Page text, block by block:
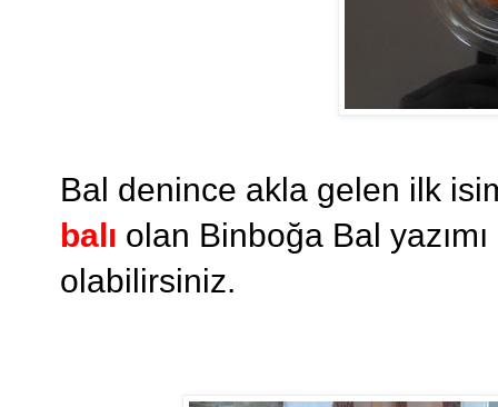
Bal denince akla gelen ilk
balı olan Binboğa Bal
olabilirsiniz.